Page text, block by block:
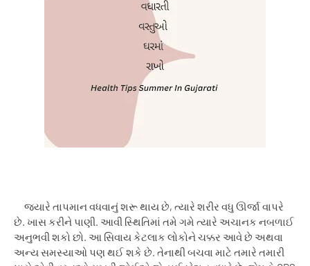
જ્યારે તાપમાન વધવાનું શરૂ થાય છે, ત્યારે શરીર વધુ ઊર્જા વાપરે
છે. ખાસ કરીને પાણી. આવી સ્થિતિમાં તમે ગમે ત્યારે અચાનક નબળાઈ
અનુભવી શકો છો. આ સિવાય કેટલાક લોકોને ચક્કર આવે છે અથવા
અન્ય સમસ્યાઓ પણ થઈ શકે છે. તેનાથી બચવા માટે તમારે તમારી